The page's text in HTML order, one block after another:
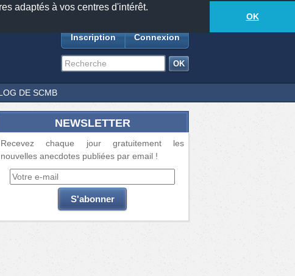
adaptés à vos centres d'intérêt.
OK
Feeds18881anecdotes-441lecteurs connectés
Inscription Connexion
DE SCMB
NEWSLETTER
Recevez chaque jour gratuitement les
nouvelles anecdotes publiées par email !